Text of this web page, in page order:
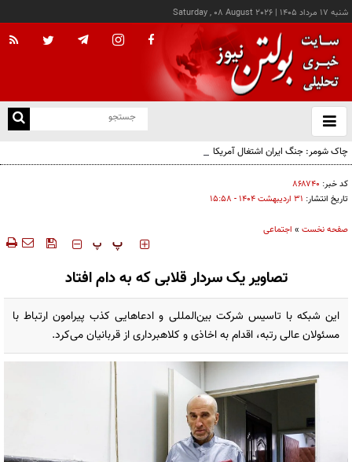
شنبه ۱۷ مرداد ۱۴۰۵ |
Saturday , 08 August 2026
باز
و
چاک شومر: جنگ ایران اشتغال آمریکا را تخریب کرد؛ ترامپ از کدام سیاره آمده؟!
کد خبر: ۸۶۸۷۴۰
تاریخ انتشار: ۳۱ ارديبهشت ۱۴۰۴ - ۱۵:۵۸
صفحه نخست » اجتماعی
‍‍‍ پ پ
تصاویر یک سردار قلابی که به دام افتاد
این شبکه با تاسیس شرکت بین‌المللی و ادعاهایی کذب پیرامون ارتباط با
مسئولان عالی رتبه، اقدام به اخاذی و کلاهبرداری از قربانیان می‌کرد.